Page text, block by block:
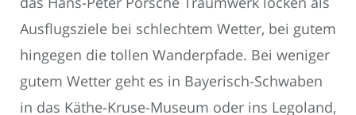
Ausflugsziele bei schlechtem Wetter, bei gutem
hingegen die tollen Wanderpfade. Bei weniger
gutem Wetter geht es in Bayerisch-Schwaben
in das Käthe-Kruse-Museum oder ins Legoland,